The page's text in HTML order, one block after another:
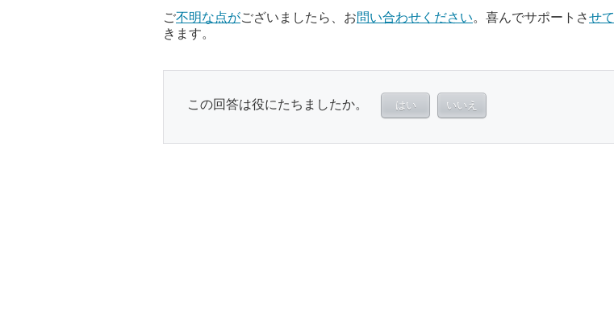
ご不明な点がございましたら、お問い合わせください。喜んでサポートさせて
きます。
この回答は役にたちましたか。 はい いいえ